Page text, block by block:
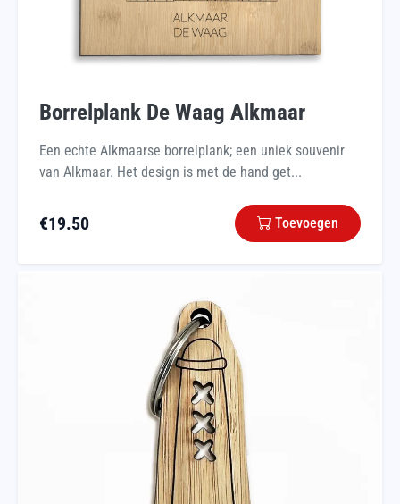
Borrelplank De Waag Alkmaar
Een echte Alkmaarse borrelplank; een uniek souvenir
van Alkmaar. Het design is met de hand get...
€19.50 Toevoegen